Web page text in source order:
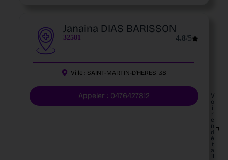
Janaina DIAS BARISSON
32581 4.8/5
Ville : SAINT-MARTIN-D'HERES 38
Appeler : 0476427812
V
o
i
r
e
n
d
é
t
a
il